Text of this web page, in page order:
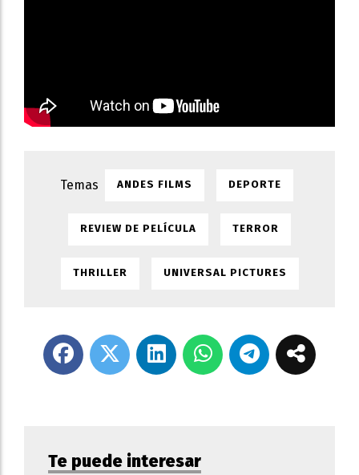
ANDES FILMS DEPORTE
REVIEW DE PELÍCULA TERROR
THRILLER UNIVERSAL PICTURES
Te puede interesar